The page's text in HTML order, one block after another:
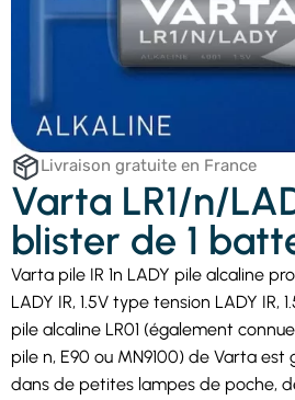
Livraison gratuite en France
Varta LR1/n/
blister de 1
Varta pile IR 1n LADY pile alcaline
LADY IR, 1.5V type tension LADY IR,
pile alcaline LR01 (également
pile n, E90 ou MN9100) de Varta
dans de petites lampes de poche,